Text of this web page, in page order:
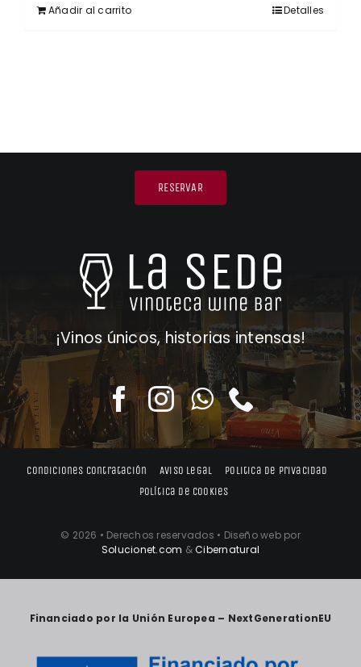
Añadir al carrito Detalles
RESERVAR
¡Vinos únicos, historias intensas!
Condiciones contratación Aviso legal
Politica de privacidad
Política de cookies
© 2026 • Derechos reservados • Diseño web por
Solucionet.com &Cibernatural
Financiado por la Unión Europea – NextGenerationEU